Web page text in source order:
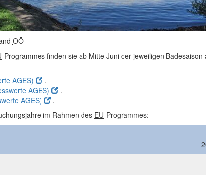
OÖ
-Programmes finden sie ab Mitte Juni der jeweiligen
AGES)
.
AGES)
.
AGES)
.
im Rahmen des EU-Programmes: